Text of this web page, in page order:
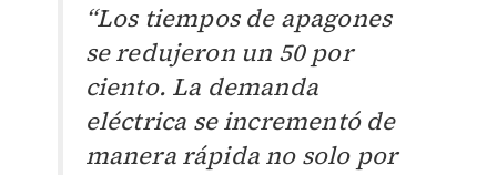
“Los tiempos de apagones
se redujeron un 50 por
ciento. La demanda
eléctrica se incrementó de
manera rápida no solo por